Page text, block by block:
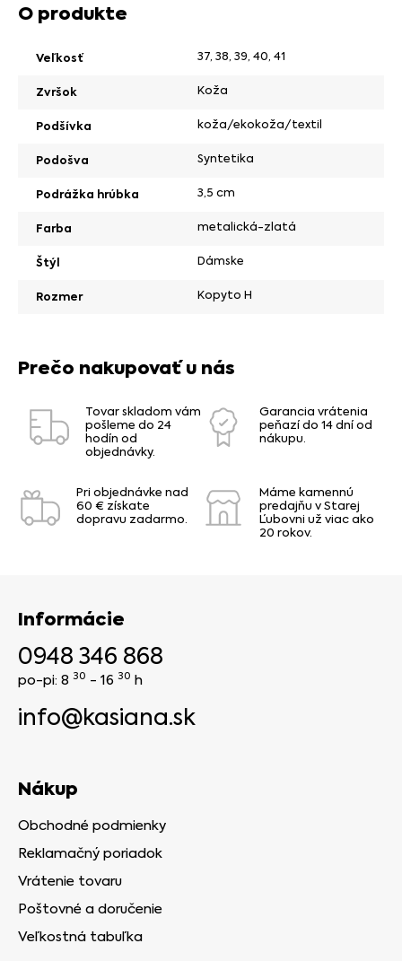
O produkte
Veľkosť 37, 38, 39, 40, 41
Zvršok Koža
Podšívka koža/ekokoža/textil
Podošva Syntetika
Podrážka hrúbka 3,5 cm
Farba metalická-zlatá
Štýl Dámske
Rozmer Kopyto H
Prečo nakupovať u nás
Tovar skladom vám
pošleme do 24
hodín od
objednávky.
Garancia vrátenia
peňazí do 14 dní od
nákupu.
Pri objednávke nad
60 € získate
dopravu zadarmo.
Máme kamennú
predajňu v Starej
Ľubovni už viac ako
20 rokov.
Informácie
0948 346 868
po-pi: 8 30 - 16 30 h
info@kasiana.sk
Nákup
Obchodné podmienky
Reklamačný poriadok
Vrátenie tovaru
Poštovné a doručenie
Veľkostná tabuľka